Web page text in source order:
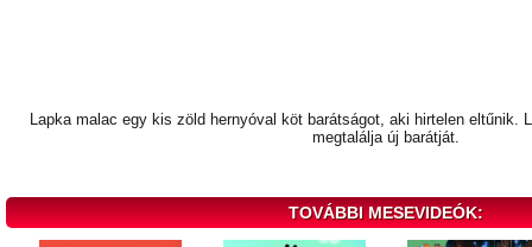
Lapka malac egy kis zöld hernyóval köt barátságot, aki hirtelen eltűnik.
megtalálja új barátját.
TOVÁBBI MESEVIDEÓK: